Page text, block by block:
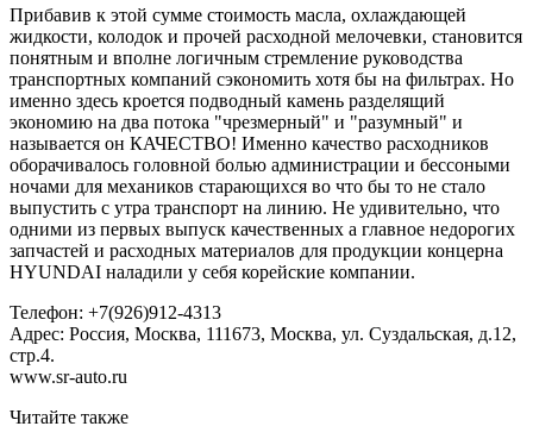
Прибавив к этой сумме стоимость масла, охлаждающей
жидкости, колодок и прочей расходной мелочевки, становится
понятным и вполне логичным стремление руководства
транспортных компаний сэкономить хотя бы на фильтрах. Но
именно здесь кроется подводный камень разделящий
экономию на два потока "чрезмерный" и "разумный" и
называется он КАЧЕСТВО! Именно качество расходников
оборачивалось головной болью администрации и бессоными
ночами для механиков старающихся во что бы то не стало
выпустить с утра транспорт на линию. Не удивительно, что
одними из первых выпуск качественных а главное недорогих
запчастей и расходных материалов для продукции концерна
HYUNDAI наладили у себя корейские компании.
Телефон: +7(926)912-4313
Адрес: Россия, Москва, 111673, Москва, ул. Суздальская, д.12,
стр.4.
www.sr-auto.ru
Читайте также